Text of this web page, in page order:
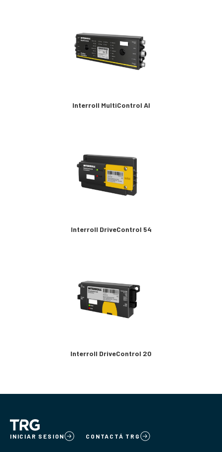
Interroll MultiControl AI
Interroll DriveControl 54
Interroll DriveControl 20
INICIAR SESION CONTACTÁ TRG